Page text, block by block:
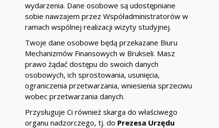
wydarzenia. Dane osobowe są udostępniane
sobie nawzajem przez Współadministratorów w
ramach wspólnej realizacji wizyty studyjnej.
Twoje dane osobowe będą przekazane Biuru
Mechanizmów Finansowych w Brukseli. Masz
prawo żądać dostępu do swoich danych
osobowych, ich sprostowania, usunięcia,
ograniczenia przetwarzania, wniesienia sprzeciwu
wobec przetwarzania danych.
Przysługuje Ci również skarga do właściwego
organu nadzorczego, tj. do Prezesa Urzędu